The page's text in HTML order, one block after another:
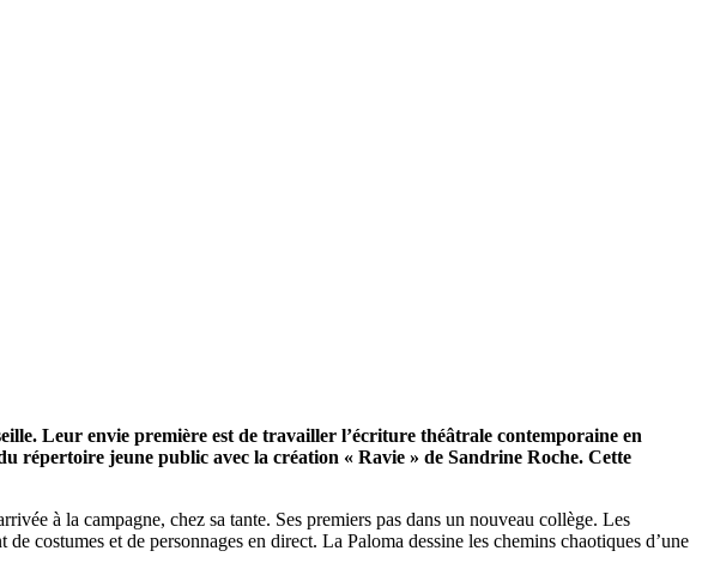
Leur envie première est de travailler l’écriture théâtrale contemporaine en
répertoire jeune public avec la création « Ravie » de Sandrine Roche. Cette
à la campagne, chez sa tante. Ses premiers pas dans un nouveau collège. Les
costumes et de personnages en direct. La Paloma dessine les chemins chaotiques d’une